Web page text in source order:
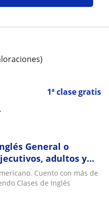
1ª clase gratis
General o
adultos y
Cuento con más de
Clases de Inglés